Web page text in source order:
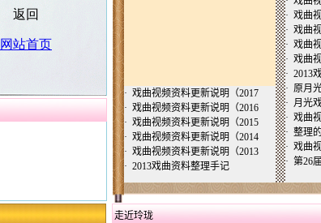
· 戏曲视频资料更新说明（2017
· 戏曲视频资料更新说明（2016
· 戏曲视频资料更新说明（2015
· 戏曲视频资料更新说明（2014
· 戏曲视频资料更新说明（2013
· 2013戏曲资料整理手记
· 戏曲
· 戏曲
· 戏曲
· 戏曲
· 2013
· 原月
· 月光
· 戏曲
· 整理
· 戏曲
· 第26
走近玲珑